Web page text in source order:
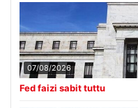
07/08/2026
Fed faizi sabit tuttu